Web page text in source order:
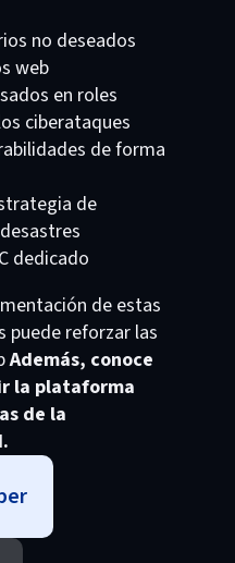
no deseados
web
en roles
ciberataques
de forma
de
dedicado
de estas
puede reforzar las
Además, conoce
la plataforma
de la